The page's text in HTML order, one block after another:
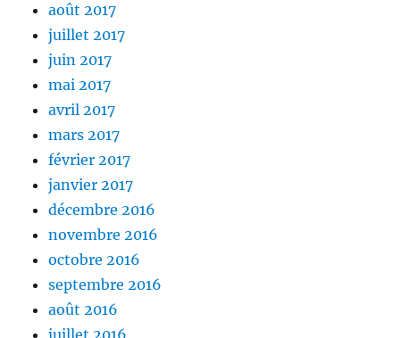
août 2017
juillet 2017
juin 2017
mai 2017
avril 2017
mars 2017
février 2017
janvier 2017
décembre 2016
novembre 2016
octobre 2016
septembre 2016
août 2016
juillet 2016